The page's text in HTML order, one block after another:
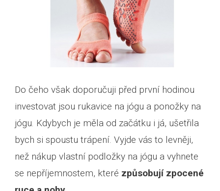
Do čeho však doporučuji před první hodinou
investovat jsou rukavice na jógu a ponožky na
jógu. Kdybych je měla od začátku i já, ušetřila
bych si spoustu trápení. Vyjde vás to levněji,
než nákup vlastní podložky na jógu a vyhnete
se nepříjemnostem, které způsobují zpocené